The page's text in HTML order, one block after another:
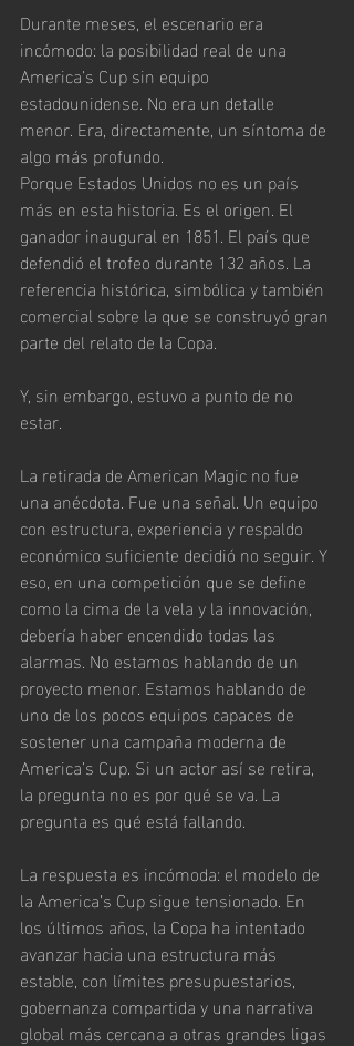
Durante meses, el escenario era
incómodo: la posibilidad real de una
America’s Cup sin equipo
estadounidense. No era un detalle
menor. Era, directamente, un síntoma de
algo más profundo.
Porque Estados Unidos no es un país
más en esta historia. Es el origen. El
ganador inaugural en 1851. El país que
defendió el trofeo durante 132 años. La
referencia histórica, simbólica y también
comercial sobre la que se construyó gran
parte del relato de la Copa.
Y, sin embargo, estuvo a punto de no
estar.
La retirada de American Magic no fue
una anécdota. Fue una señal. Un equipo
con estructura, experiencia y respaldo
económico suficiente decidió no seguir. Y
eso, en una competición que se define
como la cima de la vela y la innovación,
debería haber encendido todas las
alarmas. No estamos hablando de un
proyecto menor. Estamos hablando de
uno de los pocos equipos capaces de
sostener una campaña moderna de
America’s Cup. Si un actor así se retira,
la pregunta no es por qué se va. La
pregunta es qué está fallando.
La respuesta es incómoda: el modelo de
la America’s Cup sigue tensionado. En
los últimos años, la Copa ha intentado
avanzar hacia una estructura más
estable, con límites presupuestarios,
gobernanza compartida y una narrativa
global más cercana a otras grandes ligas